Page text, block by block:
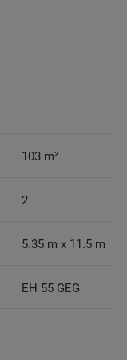
103 m²
2
5.35 m x 11.5 m
EH 55 GEG